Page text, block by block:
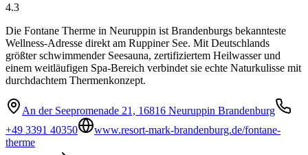
4.3
Die Fontane Therme in Neuruppin ist Brandenburgs bekannteste
Wellness-Adresse direkt am Ruppiner See. Mit Deutschlands
größter schwimmender Seesauna, zertifiziertem Heilwasser und
einem weitläufigen Spa-Bereich verbindet sie echte Naturkulisse mit
durchdachtem Thermenkonzept.
An der Seepromenade 21, 16816 Neuruppin Brandenburg
+49 3391 40350
www.resort-mark-brandenburg.de/fontane-
therme